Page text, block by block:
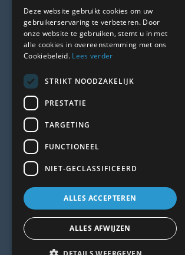
Neem gerustcontactmet
LINKS
Blogs
Algemene voorwaarden
Kunststof Kozijnen
Kunststof kozijnen
Kunststof Kozijnen
Kunststof Kozijnen
Kunststof kozijnen in jouw
2026| Website ontwikkeling door
Deze website gebruikt cookies om uw
gebruikerservaring te verbeteren. Door
onze website te gebruiken, stemt u in met
alle cookies in overeenstemming met ons
Cookiebeleid. Lees verder
STRIKT NOODZAKELIJK
PRESTATIE
TARGETING
FUNCTIONEEL
NIET-GECLASSIFICEERD
ALLES ACCEPTEREN
ALLES AFWIJZEN